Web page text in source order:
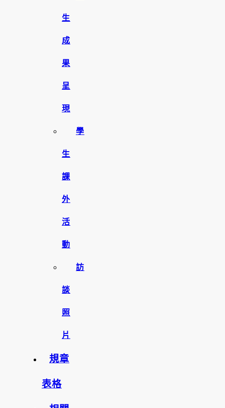
生
成
果
呈
現
學
生
課
外
活
動
訪
談
照
片
規章
表格